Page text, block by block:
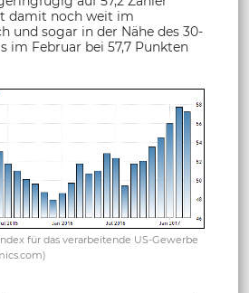
damit noch weit im
und sogar in der Nähe des 30-
im Februar bei 57,7 Punkten
für das verarbeitende US-Gewerbe